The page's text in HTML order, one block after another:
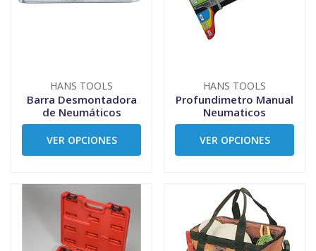
HANS TOOLS
Barra Desmontadora
de Neumáticos
VER OPCIONES
HANS TOOLS
Profundimetro Manual
Neumaticos
VER OPCIONES